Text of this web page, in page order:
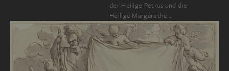
der Heilige Petrus und die
Heilige Margarethe…